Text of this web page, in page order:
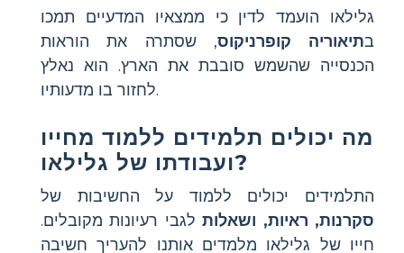
גלילאו הועמד לדין כי ממצאיו המדעיים תמכו
בתיאוריה קופרניקוס, שסתרה את הוראות
הכנסייה שהשמש סובבת את הארץ. הוא נאלץ
לחזור בו מדעותיו.
מה יכולים תלמידים ללמוד מחייו
ועבודתו של גלילאו?
התלמידים יכולים ללמוד על החשיבות של
סקרנות, ראיות, ושאלותלגבי רעיונות מקובלים.
חייו של גלילאו מלמדים אותנו להעריך חשיבה